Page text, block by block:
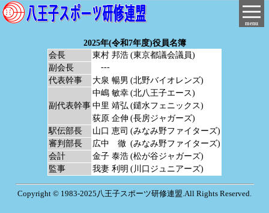
menu
2025年(令和7年度)役員名簿
会長
東村 邦浩 (東京都議会議員)
副会長
---
代表幹事
大泉 暢男 (北野バイオレンズ)
副代表幹事
中嶋 敏幸 (北八王子エース)
中里 靖弘 (鑓水フェニックス)
荻原 企伸 (長房ジャガーズ)
駅伝部長
山口 恵司 (みなみ野ファイターズ)
審判部長
広中 徹 (みなみ野ファイターズ)
会計
金子 泰浩 (松が谷ジャガーズ)
監事
我妻 利明 (川口ジュニアーズ)
Copyright © 1983-2025八王子スポーツ研修連盟.All Rights Reserved.